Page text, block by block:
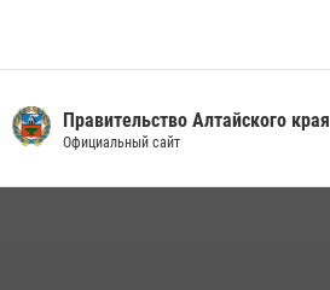
Правительство Алтайского края
Официальный сайт